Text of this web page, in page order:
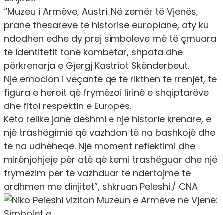
“Muzeu i Armëve, Austri. Në zemër të Vjenës,
pranë thesareve të historisë europiane, aty ku
ndodhen edhe dy prej simboleve më të çmuara
të identitetit tonë kombëtar, shpata dhe
përkrenarja e Gjergj Kastriot Skënderbeut.
Një emocion i veçantë që të rikthen te rrënjët, te
figura e heroit që frymëzoi lirinë e shqiptarëve
dhe fitoi respektin e Europës.
Këto relike janë dëshmi e një historie krenare, e
një trashëgimie që vazhdon të na bashkojë dhe
të na udhëheqë. Një moment reflektimi dhe
mirënjohjeje për atë që kemi trashëguar dhe një
frymëzim për të vazhduar të ndërtojmë të
ardhmen me dinjitet”, shkruan Peleshi./ CNA